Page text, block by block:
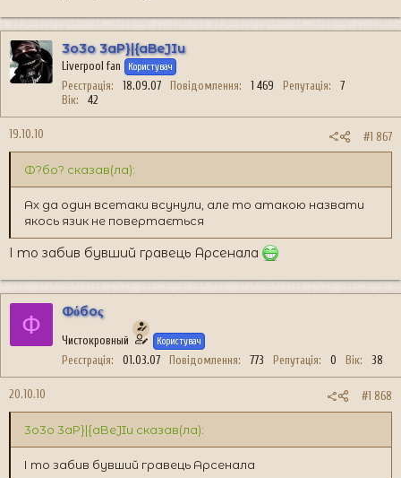
3o3o 3aP}|{aBeJIu
Liverpool fan Користувач
Реєстрація 18.09.07 Повідомлення 1 469 Репутація
7
Вік
42
19.10.10 #1 867
Ф?бо? сказав(ла):
Ах да один всетаки всунули, але то атакою назвати
якось язик не повертається
І то забив бувший гравець Арсенала
Ф Фόбоς
Чистокровный Користувач
Реєстрація 01.03.07 Повідомлення 773 Репутація 0 Вік 38
20.10.10 #1 868
3o3o 3aP}|{aBeJIu сказав(ла):
І то забив бувший гравець Арсенала